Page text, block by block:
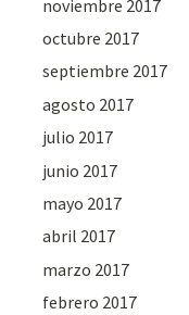
noviembre 2017
octubre 2017
septiembre 2017
agosto 2017
julio 2017
junio 2017
mayo 2017
abril 2017
marzo 2017
febrero 2017